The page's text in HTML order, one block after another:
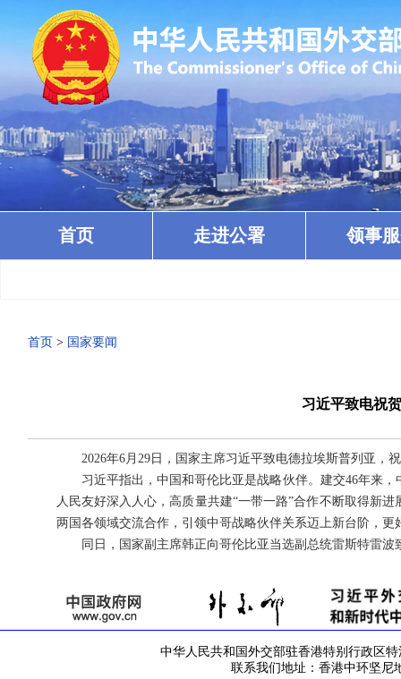
首页 走进公署 领事
首页 > 国家要闻
习近平致电祝
2026年6月29日，国家主席习近平致电德拉埃斯普列亚，
习近平指出，中国和哥伦比亚是战略伙伴。建交46年来
人民友好深入人心，高质量共建“一带一路”合作不断取得新
两国各领域交流合作，引领中哥战略伙伴关系迈上新台阶，更
同日，国家副主席韩正向哥伦比亚当选副总统雷斯特雷波
中华人民共和国外交部驻香港特别行政区特
联系我们地址：香港中环坚尼